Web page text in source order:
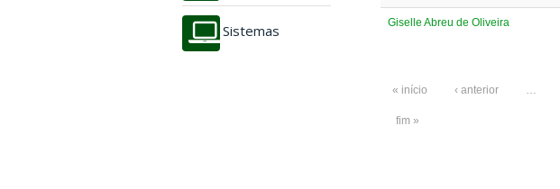
Sistemas
Giselle Abreu de Oliveira
« início ‹ anterior …
fim »